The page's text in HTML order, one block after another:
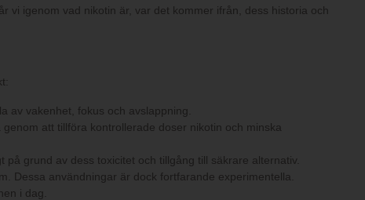
vi igenom vad nikotin är, var det kommer ifrån, dess historia och
av vakenhet, fokus och avslappning.
att tillföra kontrollerade doser nikotin och minska
grund av dess toxicitet och tillgång till säkrare alternativ.
Dessa användningar är dock fortfarande experimentella.
i dag.